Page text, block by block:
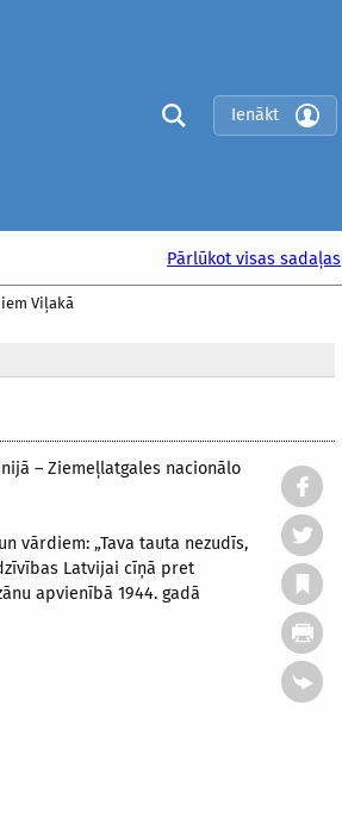
Ienākt
Pārlūkot visas sadaļas
Viļakā
– Ziemeļlatgales nacionālo
vārdiem: „Tava tauta nezudīs,
Latvijai cīņā pret
apvienībā 1944. gadā